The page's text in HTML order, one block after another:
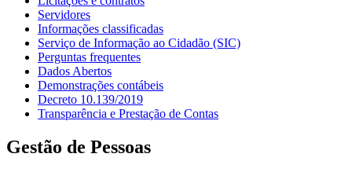
Servidores
Informações classificadas
Serviço de Informação ao Cidadão (SIC)
Perguntas frequentes
Dados Abertos
Demonstrações contábeis
Decreto 10.139/2019
Transparência e Prestação de Contas
Gestão de Pessoas